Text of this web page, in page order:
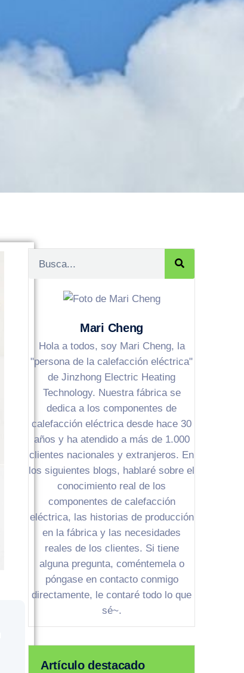
Mari Cheng
Hola a todos, soy Mari Cheng, la
"persona de la calefacción eléctrica"
de Jinzhong Electric Heating
Technology. Nuestra fábrica se
dedica a los componentes de
calefacción eléctrica desde hace 30
años y ha atendido a más de 1.000
clientes nacionales y extranjeros. En
los siguientes blogs, hablaré sobre el
conocimiento real de los
componentes de calefacción
eléctrica, las historias de producción
en la fábrica y las necesidades
reales de los clientes. Si tiene
alguna pregunta, coméntemela o
póngase en contacto conmigo
directamente, le contaré todo lo que
sé~.
Artículo destacado